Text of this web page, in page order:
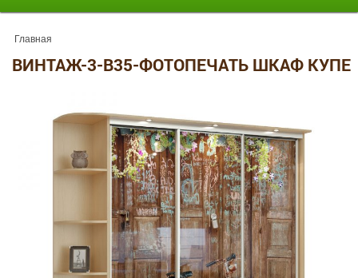
Главная
ВИНТАЖ-3-B35-ФОТОПЕЧАТЬ ШКАФ КУПЕ